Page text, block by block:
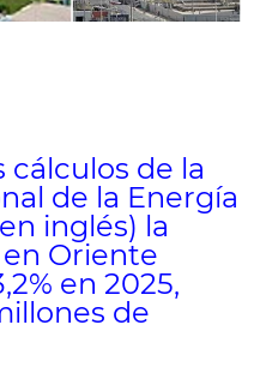
cálculos de la
de la Energía
inglés) la
Oriente
en 2025,
de